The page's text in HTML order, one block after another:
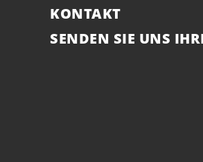
KONTAKT
SENDEN SIE UNS